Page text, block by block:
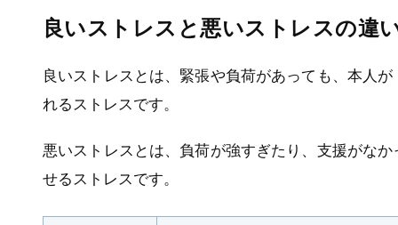
良いストレスと悪いストレスの違
良いストレスとは、緊張や負荷があっても、本人
れるストレスです。
悪いストレスとは、負荷が強すぎたり、支援がな
せるストレスです。